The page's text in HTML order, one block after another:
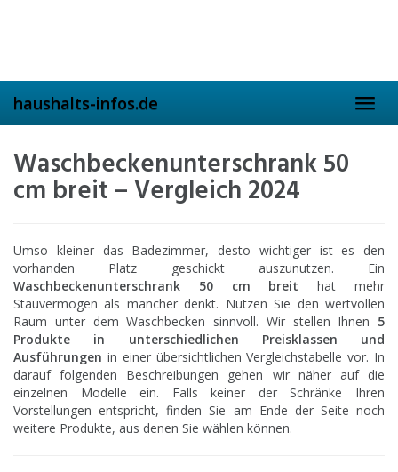
haushalts-infos.de
Waschbeckenunterschrank 50
cm breit – Vergleich 2024
Umso kleiner das Badezimmer, desto wichtiger ist es den
vorhanden Platz geschickt auszunutzen. Ein
Waschbeckenunterschrank 50 cm breit hat mehr
Stauvermögen als mancher denkt. Nutzen Sie den wertvollen
Raum unter dem Waschbecken sinnvoll. Wir stellen Ihnen 5
Produkte in unterschiedlichen Preisklassen und
Ausführungen in einer übersichtlichen Vergleichstabelle vor. In
darauf folgenden Beschreibungen gehen wir näher auf die
einzelnen Modelle ein. Falls keiner der Schränke Ihren
Vorstellungen entspricht, finden Sie am Ende der Seite noch
weitere Produkte, aus denen Sie wählen können.